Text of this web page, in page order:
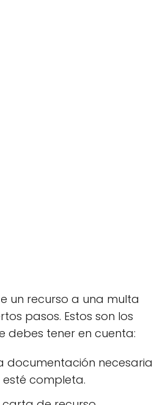
un recurso a una multa
pasos. Estos son los
debes tener en cuenta:
documentación necesaria
completa.